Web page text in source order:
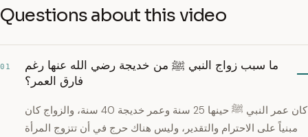
Questions about this video
01
ما سبب زواج النبي ﷺ من خديجة رضي الله عنها رغم
فارق العمر؟
كان عمر النبي ﷺ حينها 25 سنة وعمر خديجة 40 سنة، والزواج كان
مبنياً على الاحترام والتقدير، وليس هناك حرج في أن تتزوج المرأة